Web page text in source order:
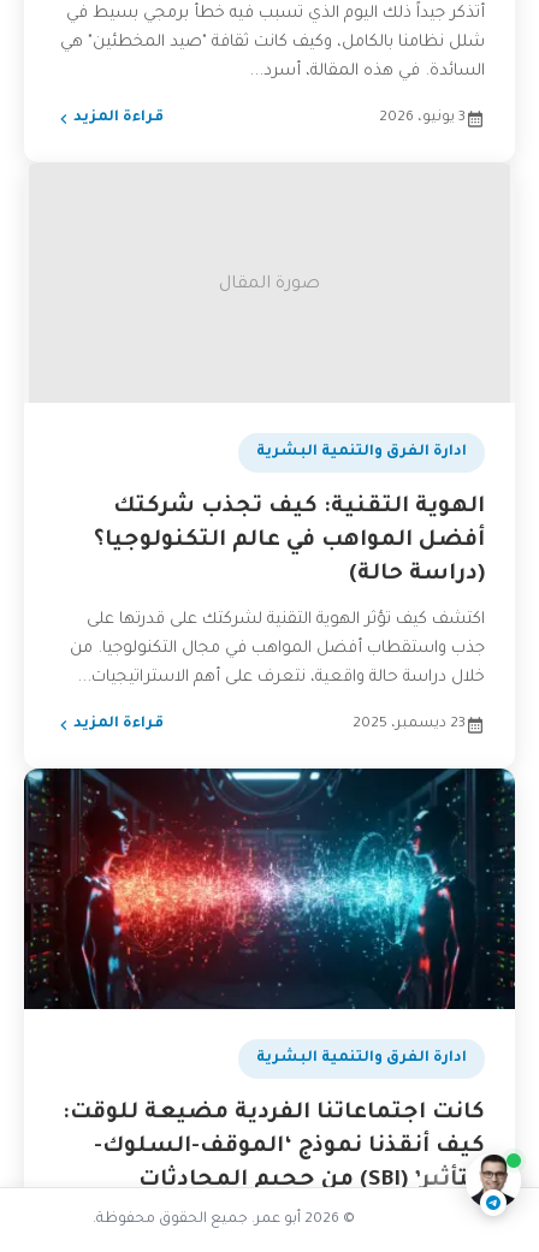
أتذكر جيداً ذلك اليوم الذي تسبب فيه خطأ برمجي بسيط في
شلل نظامنا بالكامل، وكيف كانت ثقافة "صيد المخطئين" هي
السائدة. في هذه المقالة، أسرد...
3 يونيو، 2026 قراءة المزيد
صورة المقال
ادارة الفرق والتنمية البشرية
الهوية التقنية: كيف تجذب شركتك
أفضل المواهب في عالم التكنولوجيا؟
(دراسة حالة)
اكتشف كيف تؤثر الهوية التقنية لشركتك على قدرتها على
جذب واستقطاب أفضل المواهب في مجال التكنولوجيا. من
خلال دراسة حالة واقعية، نتعرف على أهم الاستراتيجيات...
23 ديسمبر، 2025 قراءة المزيد
ادارة الفرق والتنمية البشرية
كانت اجتماعاتنا الفردية مضيعة للوقت:
كيف أنقذنا نموذج ‘الموقف-السلوك-
التأثير’ (SBI) من جحيم المحادثات
السطحية؟
هل شركتك لديها هوية
ناقشنا على تليجرام@AbuOmarTech_bot
© 2026 أبو عمر. جميع الحقوق محفوظة.